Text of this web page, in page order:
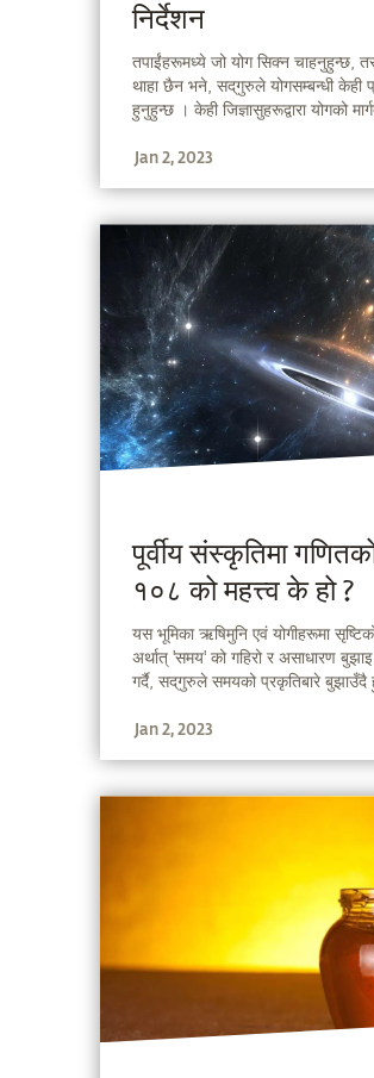
निर्देशन
तपाईंहरूमध्ये जो योग सिक्न चाहनुहुन्छ,
थाहा छैन भने, सद्‌गुरुले योगसम्बन्धी केही
हुनुहुन्छ । केही जिज्ञासुहरूद्वारा योगको
अन्य विविध जानकारीहरू प्राप्त गर्नको
Jan 2, 2023
पूर्वीय संस्कृतिमा
१०८ को महत्त्व के हो ?
यस भूमिका ऋषिमुनि एवं योगीहरूमा
अर्थात् 'समय' को गहिरो र असाधारण
गर्दै, सद्‌गुरुले समयको प्रकृतिबारे
हुनुहुन्छ कि १०८ मनुष्यको निम्ति मात्र
Jan 2, 2023